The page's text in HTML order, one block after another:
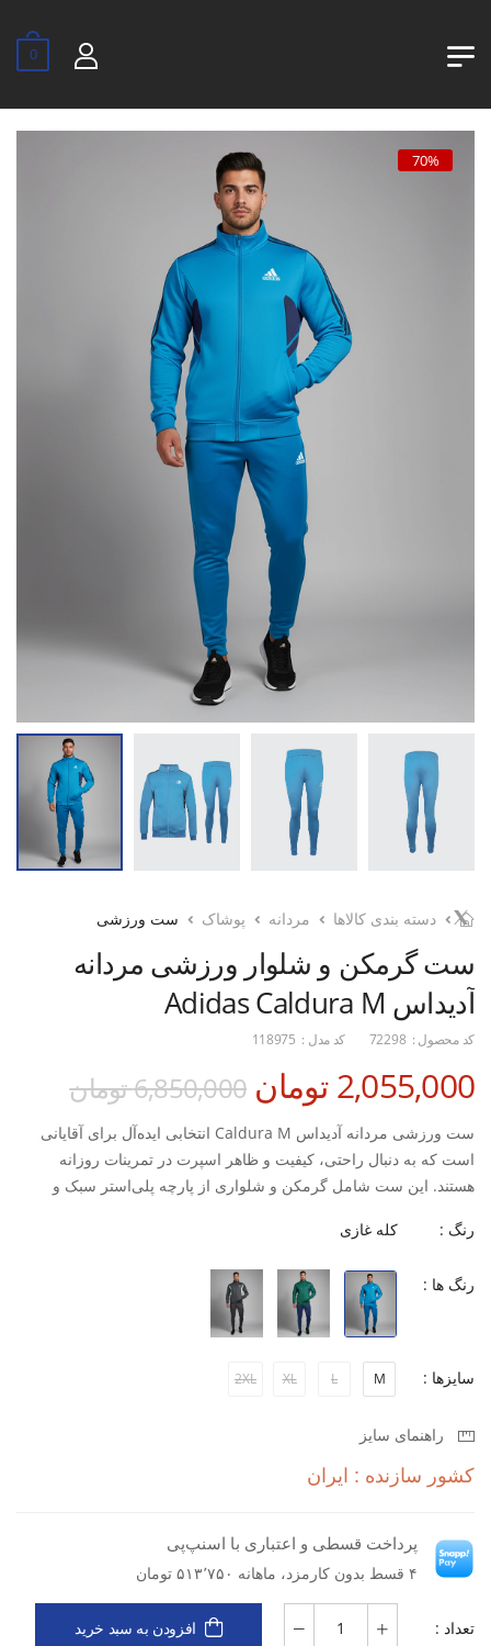
0
70%
دسته بندی کالاها مردانه پوشاک ست ورزشی
ست گرمکن و شلوار ورزشی مردانه
آدیداس Adidas Caldura M
کد محصول : 72298 کد مدل : 118975
2,055,000 تومان 6,850,000 تومان
ست ورزشی مردانه آدیداس Caldura M انتخابی ایده‌آل برای آقایانی
است که به دنبال راحتی، کیفیت و ظاهر اسپرت در تمرینات روزانه
هستند. این ست شامل گرمکن و شلواری از پارچه پلی‌استر سبک و
حرکت را در حین تمرین فراهم می‌کند.
طراحی فیت استاندارد با دوخت حرفه‌ای، این ست را مناسب برای
استفاده در باشگاه، تمرینات فیتنس و استفاده روزمره کرده است. علاوه
بر این، فروشگاه اسپورتلند امکان خرید اقساطی ست ورزشی مردانه
آدیداس را فراهم کرده تا تهیه این محصول باکیفیت برای شما آسان‌تر
باشد.
:
ساخته‌شده از پارچه پلی‌استر سبک، بادوام و تنفس‌پذیر
مناسب برای تمرینات فیتنس، باشگاه و استفاده روزانه
تهویه عالی برای جلوگیری از تعریق
رنگ : کله غازی
رنگ ها :
سایزها : M
L
XL
2XL
راهنمای سایز
کشور سازنده : ایران
پرداخت قسطی و اعتباری با اسنپ‌پی
۴ قسط بدون کارمزد، ماهانه ۵۱۳٬۷۵۰ تومان
تعداد : افزودن به سبد خرید